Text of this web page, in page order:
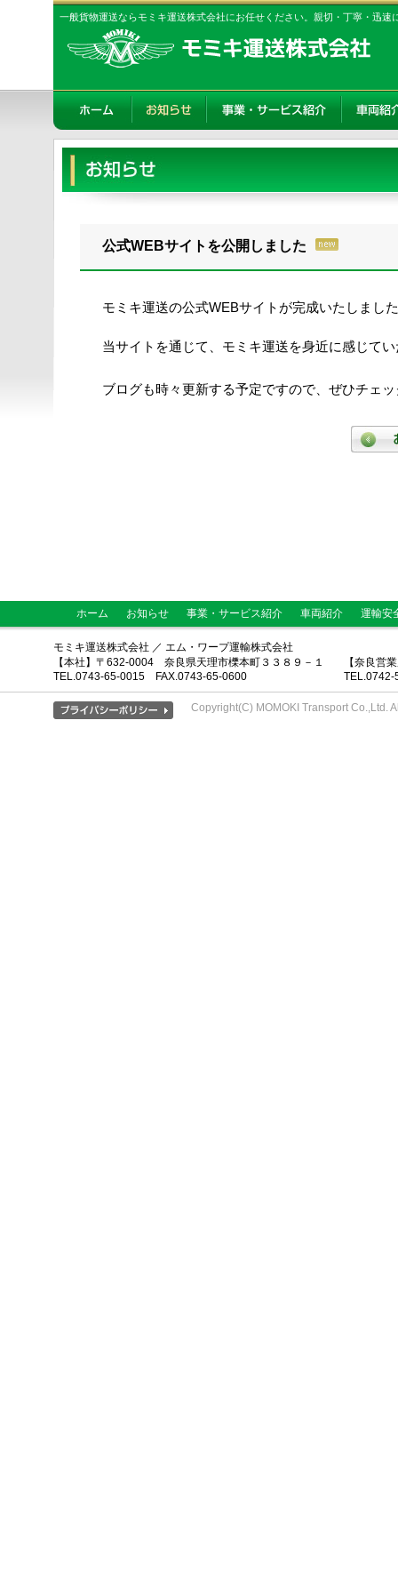
一般貨物運送ならモミキ運送株式会社にお任せください。親切・丁寧・迅速
公式WEBサイトを公開しました
モミキ運送の公式WEBサイトが完成いたしまし
当サイトを通じて、モミキ運送を身近に感じて
ブログも時々更新する予定ですので、ぜひチェ
ホーム お知らせ 事業・サービス紹介 車両紹介 運輸安
モミキ運送株式会社 ／ エム・ワープ運輸株式会社
【本社】〒632-0004 奈良県天理市櫟本町３３８９－１
TEL.0743-65-0015 FAX.0743-65-0600
【奈良営
Copyright(C) MOMOKI Transport Co.,Ltd.